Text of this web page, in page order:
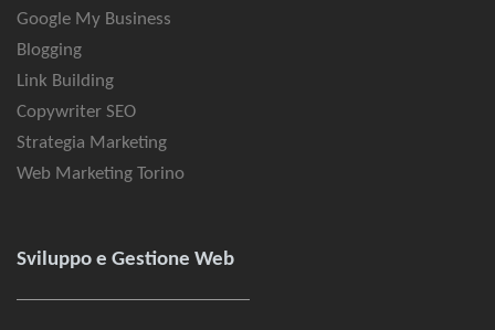
Google My Business
Blogging
Link Building
Copywriter SEO
Strategia Marketing
Web Marketing Torino
Sviluppo e Gestione Web